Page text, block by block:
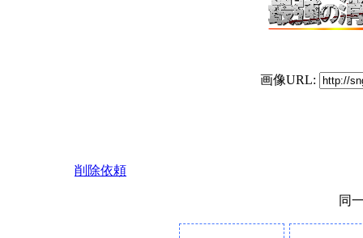
画像URL:
削除依頼
同